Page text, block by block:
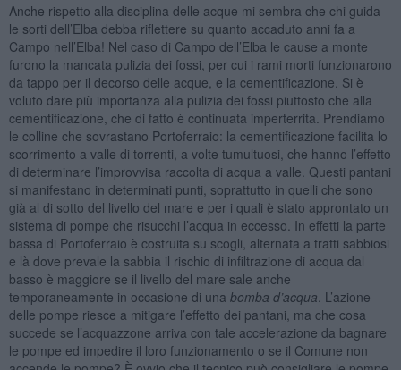
Anche rispetto alla disciplina delle acque mi sembra che chi guida
le sorti dell’Elba debba riflettere su quanto accaduto anni fa a
Campo nell’Elba! Nel caso di Campo dell’Elba le cause a monte
furono la mancata pulizia dei fossi, per cui i rami morti funzionarono
da tappo per il decorso delle acque, e la cementificazione. Si è
voluto dare più importanza alla pulizia dei fossi piuttosto che alla
cementificazione, che di fatto è continuata imperterrita. Prendiamo
le colline che sovrastano Portoferraio: la cementificazione facilita lo
scorrimento a valle di torrenti, a volte tumultuosi, che hanno l’effetto
di determinare l’improvvisa raccolta di acqua a valle. Questi pantani
si manifestano in determinati punti, soprattutto in quelli che sono
già al di sotto del livello del mare e per i quali è stato approntato un
sistema di pompe che risucchi l’acqua in eccesso. In effetti la parte
bassa di Portoferraio è costruita su scogli, alternata a tratti sabbiosi
e là dove prevale la sabbia il rischio di infiltrazione di acqua dal
basso è maggiore se il livello del mare sale anche
temporaneamente in occasione di una bomba d’acqua . L’azione
delle pompe riesce a mitigare l’effetto dei pantani, ma che cosa
succede se l’acquazzone arriva con tale accelerazione da bagnare
le pompe ed impedire il loro funzionamento o se il Comune non